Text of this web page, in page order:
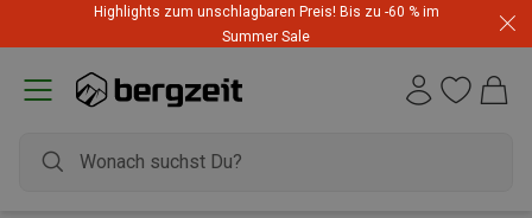
Highlights zum unschlagbaren Preis! Bis zu -60 % im
Summer Sale